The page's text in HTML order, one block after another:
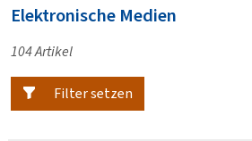
Elektronische Medien
104 Artikel
Filter setzen